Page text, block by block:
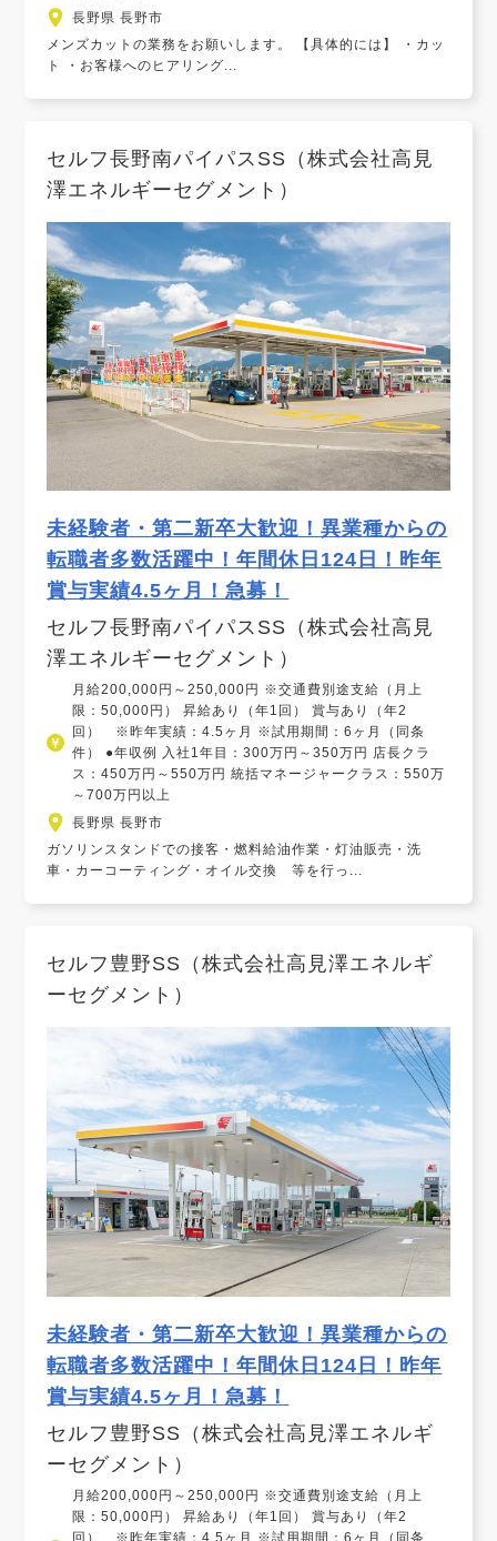
長野県 長野市
メンズカットの業務をお願いします。 【具体的には】 ・カッ
ト ・お客様へのヒアリング...
セルフ長野南パイパスSS（株式会社高見
澤エネルギーセグメント）
未経験者・第二新卒大歓迎！異業種からの
転職者多数活躍中！年間休日124日！昨年
賞与実績4.5ヶ月！急募！
セルフ長野南パイパスSS（株式会社高見
澤エネルギーセグメント）
月給200,000円～250,000円 ※交通費別途支給（月上
限：50,000円） 昇給あり（年1回） 賞与あり（年2
回） ※昨年実績：4.5ヶ月 ※試用期間：6ヶ月（同条
件） ●年収例 入社1年目：300万円～350万円 店長クラ
ス：450万円～550万円 統括マネージャークラス：550万
～700万円以上
長野県 長野市
ガソリンスタンドでの接客・燃料給油作業・灯油販売・洗
車・カーコーティング・オイル交換 等を行っ...
セルフ豊野SS（株式会社高見澤エネルギ
ーセグメント）
未経験者・第二新卒大歓迎！異業種からの
転職者多数活躍中！年間休日124日！昨年
賞与実績4.5ヶ月！急募！
セルフ豊野SS（株式会社高見澤エネルギ
ーセグメント）
月給200,000円～250,000円 ※交通費別途支給（月上
限：50,000円） 昇給あり（年1回） 賞与あり（年2
回） ※昨年実績：4.5ヶ月 ※試用期間：6ヶ月（同条